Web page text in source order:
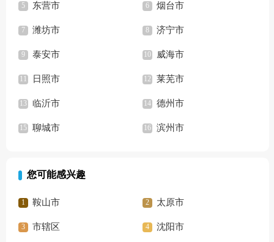
东营市 烟台市
潍坊市 济宁市
泰安市 威海市
日照市 莱芜市
临沂市 德州市
聊城市 滨州市
您可能感兴趣
鞍山市 太原市
市辖区 沈阳市